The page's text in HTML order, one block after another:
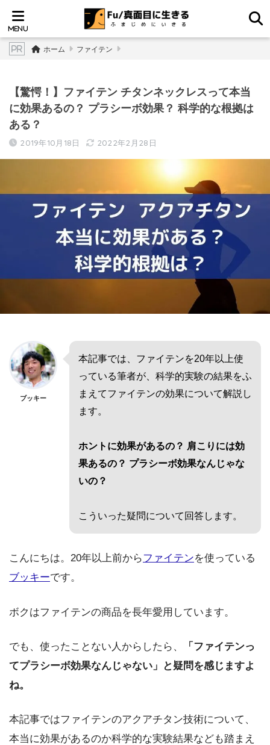
ホーム ファイテン
【驚愕！】ファイテン チタンネックレスって本当
に効果あるの？ プラシーボ効果？ 科学的な根拠は
ある？
2019年10月18日 2022年2月28日
ブッキー
本記事では、ファイテンを20年以上使
っている筆者が、科学的実験の結果をふ
まえてファイテンの効果について解説し
ます。
ホントに効果があるの？ 肩こりには効
果あるの？ プラシーボ効果なんじゃな
いの？
こういった疑問について回答します。
こんにちは。20年以上前からファイテンを使っている
ブッキーです。
ボクはファイテンの商品を長年愛用しています。
でも、使ったことない人からしたら、
「ファイテンっ
てプラシーボ効果なんじゃない」と疑問を感じますよ
ね。
本記事ではファイテンのアクアチタン技術について、
本当に効果があるのか科学的な実験結果なども踏まえ